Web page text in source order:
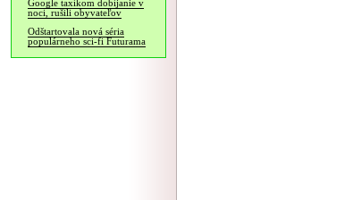
Google taxíkom dobíjanie v
noci, rušili obyvateľov
Odštartovala nová séria
populárneho sci-fi Futurama